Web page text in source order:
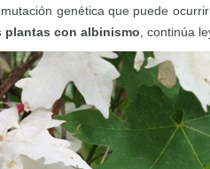
genética que puede
plantas con albinismo , continúa